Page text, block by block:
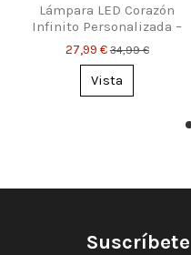
Lámpara LED Corazón
Infinito Personalizada –
Nombres & Fecha
27,99 €34,99 €
Vista